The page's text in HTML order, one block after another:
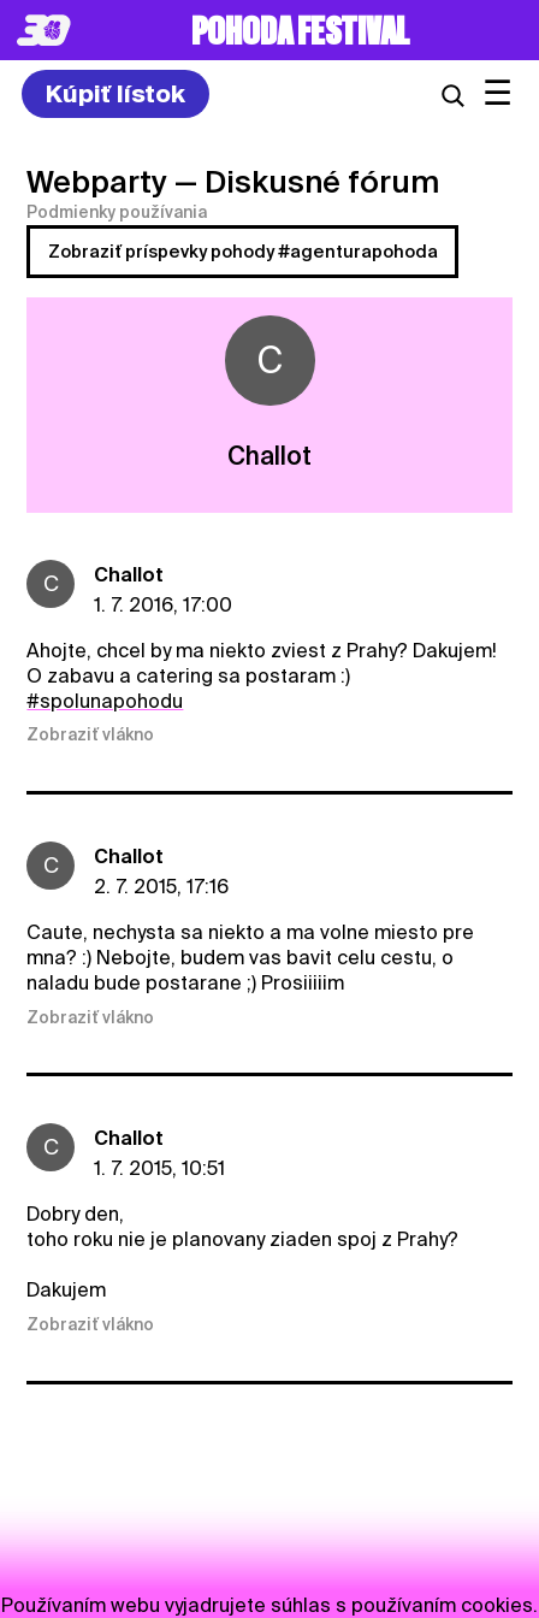
POHODA FESTIVAL
Kúpiť lístok ☰
Webparty — Diskusné fórum
Podmienky používania
Zobraziť príspevky pohody #agenturapohoda
C
Challot
C
Challot
1. 7. 2016, 17:00
Ahojte, chcel by ma niekto zviest z Prahy? Dakujem!
O zabavu a catering sa postaram :)
#spolunapohodu
Zobraziť vlákno
C
Challot
2. 7. 2015, 17:16
Caute, nechysta sa niekto a ma volne miesto pre
mna? :) Nebojte, budem vas bavit celu cestu, o
naladu bude postarane ;) Prosiiiiim
Zobraziť vlákno
C
Challot
1. 7. 2015, 10:51
Dobry den,
toho roku nie je planovany ziaden spoj z Prahy?
Dakujem
Zobraziť vlákno
Používaním webu vyjadrujete súhlas s používaním cookies.